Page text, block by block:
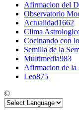
Afirmacion del
Observatorio
Actualidad1662
Clima
Cocinando con
Semilla de la
Multimedia983
Afirmacion de la
Leo875
©